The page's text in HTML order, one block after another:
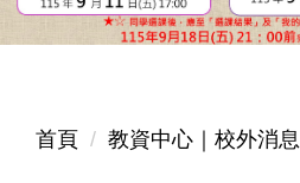
首頁 教資中心｜校外消息